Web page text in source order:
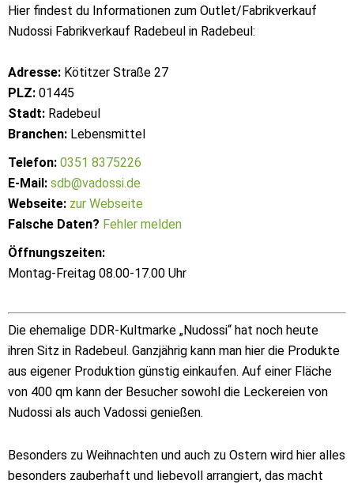
Hier findest du Informationen zum Outlet/Fabrikverkauf
Nudossi Fabrikverkauf Radebeul in Radebeul:
Adresse: Kötitzer Straße 27
PLZ: 01445
Stadt: Radebeul
Branchen: Lebensmittel
Telefon: 0351 8375226
E-Mail: sdb@vadossi.de
Webseite: zur Webseite
Falsche Daten? Fehler melden
Öffnungszeiten:
Montag-Freitag 08.00-17.00 Uhr
Die ehemalige DDR-Kultmarke „Nudossi“ hat noch heute
ihren Sitz in Radebeul. Ganzjährig kann man hier die Produkte
aus eigener Produktion günstig einkaufen. Auf einer Fläche
von 400 qm kann der Besucher sowohl die Leckereien von
Nudossi als auch Vadossi genießen.
Besonders zu Weihnachten und auch zu Ostern wird hier alles
besonders zauberhaft und liebevoll arrangiert, das macht